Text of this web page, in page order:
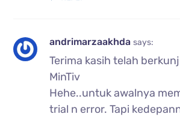
andrimarzaakhdasays:
Terima kasih telah
MinTiv
Hehe..untuk awalnya
trial n error. Tapi